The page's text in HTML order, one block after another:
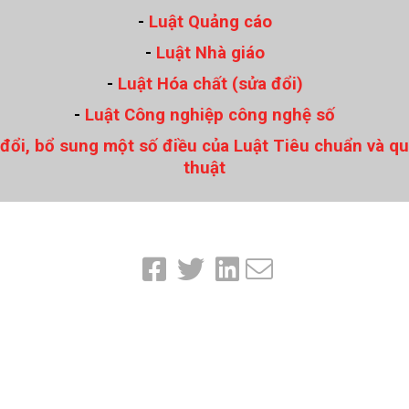
Báo Đại biểu nhân dân
- Luật Quảng cáo
- Luật Nhà giáo
- Luật Hóa chất (sửa đổi)
- Luật Công nghiệp công nghệ số
bổ sung một số điều của Luật Tiêu chuẩn và
thuật